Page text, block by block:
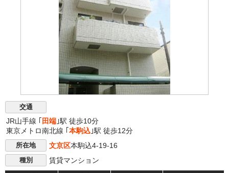
交通
JR山手線 ｢ 田端 ｣駅 徒歩10分
東京メトロ南北線 ｢ 本駒込 ｣駅 徒歩12分
所在地 文京区本駒込4-19-16
種別 賃貸マンション